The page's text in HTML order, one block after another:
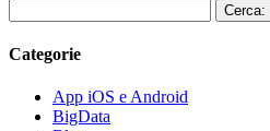
Cerca:
Categorie
App iOS e Android
BigData